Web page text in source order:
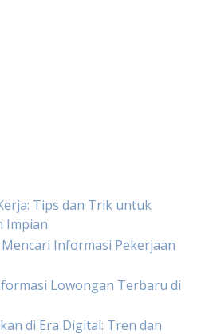
Tips dan Trik untuk
Impian
Informasi Pekerjaan
Lowongan Terbaru di
di Era Digital: Tren dan